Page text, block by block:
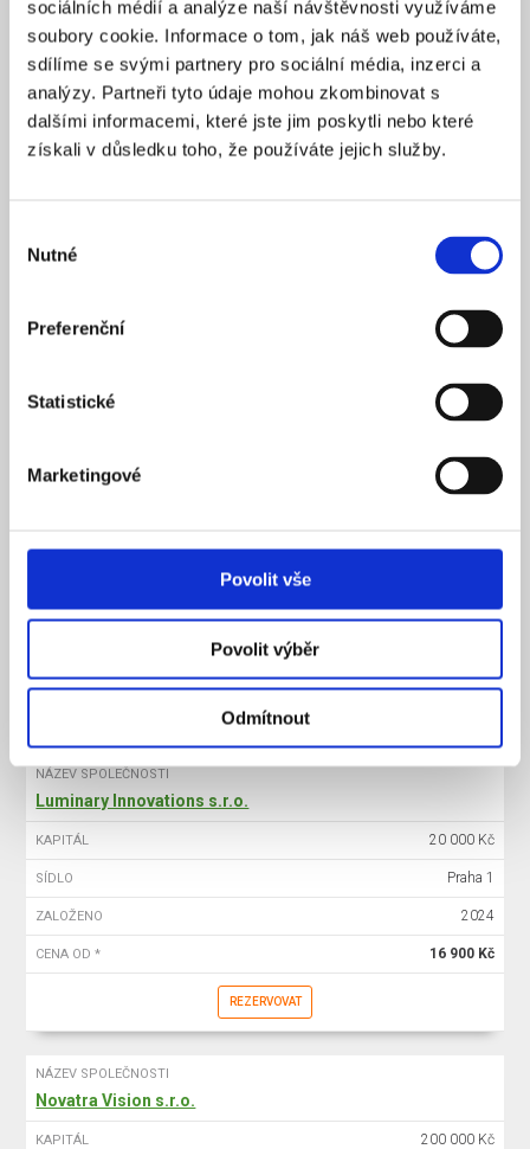
sociálních médií a analýze naší návštěvnosti využíváme
soubory cookie. Informace o tom, jak náš web používáte,
sdílíme se svými partnery pro sociální média, inzerci a
analýzy. Partneři tyto údaje mohou zkombinovat s
dalšími informacemi, které jste jim poskytli nebo které
získali v důsledku toho, že používáte jejich služby.
souhlasu
Nutné
Preferenční
Statistické
Marketingové
Povolit vše
Povolit výběr
Odmítnout
ZALOŽENO 2025
CENA OD * 15 900 Kč
REZERVOVAT
20 000 Kč
Praha 1
ZALOŽENO 2025
NÁZEV SPOLEČNOSTI
ZALOŽENO 2025
NÁZEV SPOLEČNOSTI
Luminary Innovations s.r.o.
KAPITÁL 20 000 Kč
SÍDLO Praha 1
ZALOŽENO 2024
CENA OD * 16 900 Kč
REZERVOVAT
NÁZEV SPOLEČNOSTI
Novatra Vision s.r.o.
KAPITÁL 200 000 Kč